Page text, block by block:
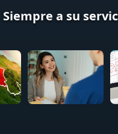
Siempre a su